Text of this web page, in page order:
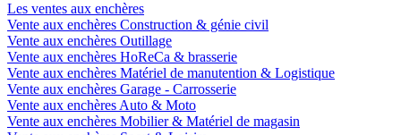
Les ventes aux enchères
Vente aux enchères Construction & génie civil
Vente aux enchères Outillage
Vente aux enchères HoReCa & brasserie
Vente aux enchères Matériel de manutention & Logistique
Vente aux enchères Garage - Carrosserie
Vente aux enchères Auto & Moto
Vente aux enchères Mobilier & Matériel de magasin